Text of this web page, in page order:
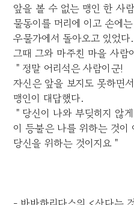
앞을 볼 수 없는 맹인 한 사
물동이를 머리에 이고 손에
우물가에서 돌아오고 있었다.
그때 그와 마주친 마을 사람
＂정말 어리석은 사람이군!
자신은 앞을 보지도 못하면
맹인이 대답했다.
＂당신이 나와 부딪히지 않
이 등불은 나를 위하는 것이
당신을 위하는 것이지요＂